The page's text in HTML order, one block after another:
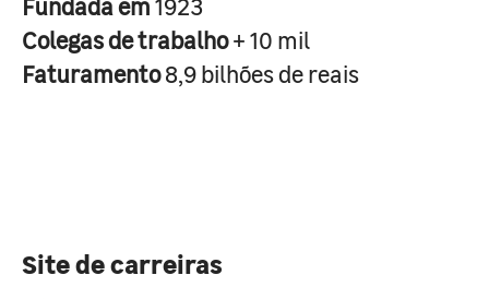
Colegas de trabalho+ 10 mil
Faturamento8,9 bilhões de reais
Site de carreiras